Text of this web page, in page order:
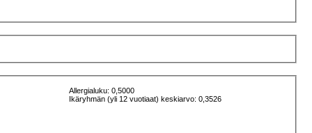
Allergialuku: 0,5000
Ikäryhmän (yli 12 vuotiaat) keskiarvo: 0,3526